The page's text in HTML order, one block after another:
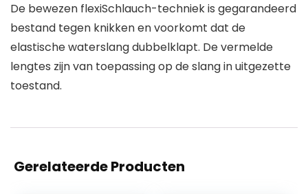
De bewezen flexiSchlauch-techniek is gegarandeerd
bestand tegen knikken en voorkomt dat de
elastische waterslang dubbelklapt. De vermelde
lengtes zijn van toepassing op de slang in uitgezette
toestand.
Gerelateerde Producten